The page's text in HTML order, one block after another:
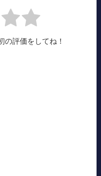
の評価をしてね！